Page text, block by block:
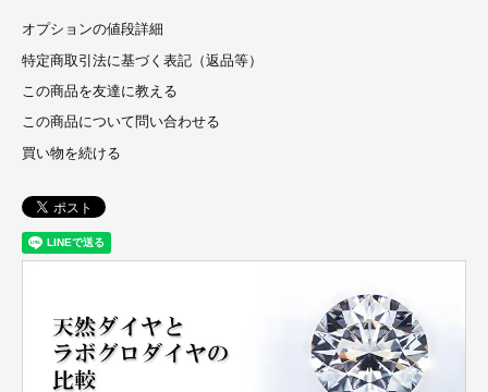
オプションの値段詳細
特定商取引法に基づく表記（返品等）
この商品を友達に教える
この商品について問い合わせる
買い物を続ける